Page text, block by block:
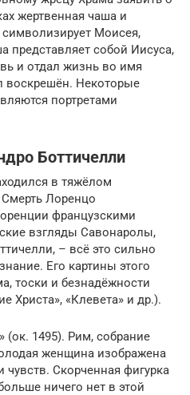
жертвенная чаша и
Моисея,
представляет собой Иисуса,
и отдал жизнь во имя
воскрешён. Некоторые
портретами
Боттичелли
в тяжёлом
Лоренцо
французскими
взгляды Савонаролы,
– всё это сильно
Его картины этого
тоски и безнадёжности
Христа», «Клевета» и др.).
(ок. 1495). Рим, собрание
женщина изображена
Скорченная фигурка
ничего нет в этой